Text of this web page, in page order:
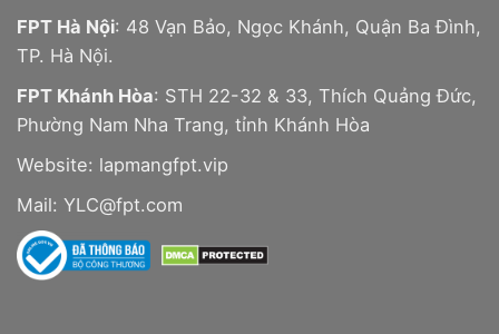
FPT Hà Nội: 48 Vạn Bảo, Ngọc Khánh, Quận Ba Đình,
TP. Hà Nội.
FPT Khánh Hòa: STH 22-32 & 33, Thích Quảng Đức,
Phường Nam Nha Trang, tỉnh Khánh Hòa
Website: lapmangfpt.vip
Mail: YLC@fpt.com